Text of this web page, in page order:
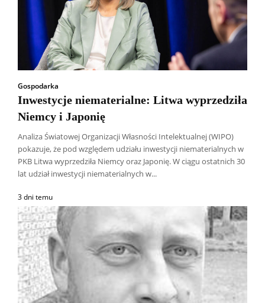
Gospodarka
Inwestycje niematerialne: Litwa wyprzedziła
Niemcy i Japonię
Analiza Światowej Organizacji Własności Intelektualnej (WIPO)
pokazuje, że pod względem udziału inwestycji niematerialnych w
PKB Litwa wyprzedziła Niemcy oraz Japonię. W ciągu ostatnich 30
lat udział inwestycji niematerialnych w...
3 dni temu